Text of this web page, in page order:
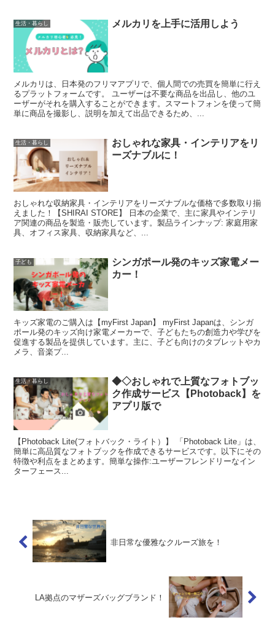
生活・暮らし メルカリを上手に活用しよう
メルカリは、日本発のフリマアプリで、個人間での売買を簡単に行え
るプラットフォームです。 ユーザーは不要な商品を出品し、他のユ
ーザーがそれを購入することができます。スマートフォンを使って簡
単に商品を撮影し、説明を加えて出品できるため、...
生活・暮らし
おしゃれな家具・インテリアをリ
ーズナブルに！
おしゃれな収納家具・インテリアをリーズナブルな価格で多数取り揃
えました！【SHIRAI STORE】 日本の企業で、主に家具やインテリ
ア関連の商品を製造・販売しています。製品ラインナップ: 家庭用家
具、オフィス家具、収納家具など、...
子ども
シンガポール発のキッズ家電メー
カー！
キッズ家電のご購入は【myFirst Japan】 myFirst Japanは、シンガ
ポール発のキッズ向け家電メーカーで、子どもたちの創造力や学びを
促進する製品を提供しています。主に、子ども向けのタブレットやカ
メラ、音楽プ...
生活・暮らし
◆◇おしゃれで上質なフォトブッ
ク作成サービス【Photoback】を
アプリ版で
【Photoback Lite(フォトバック・ライト）】 「Photoback Lite」は、
簡単に高品質なフォトブックを作成できるサービスです。以下にその
特徴や利点をまとめます。簡単な操作:ユーザーフレンドリーなイン
ターフェース...
非日常な優雅なクルーズ旅を！
LA拠点のマザーズバッグブランド！